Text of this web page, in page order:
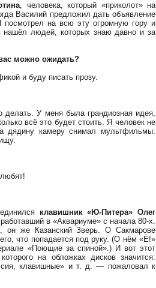
, человека, который «приколот» на
Василий предложил дать объявление
на всю эту огромную гору и
людей, которых знаю давно и за
можно ожидать?
и буду писать прозу.
У меня была грандиозная идея,
всё это будет стоить. Я человек не
дядину камеру снимал мультфильмы:
клавишник «Ю-Питера» Олег
в «Аквариуме» с начала 80-х.
же Казанский Зверь. О Сакмарове
что попадается под руку. (О нём «Ё!»
«Поющие за спиной».) И вот этот
на обложках дисков значится:
клавишные» и т. д. — пожаловал к